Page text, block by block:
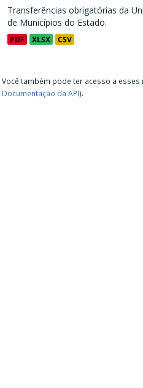
Transferências obrigatórias da
de Municípios do Estado.
PDF XLSX CSV
Você também pode ter acesso a
Documentação da API).